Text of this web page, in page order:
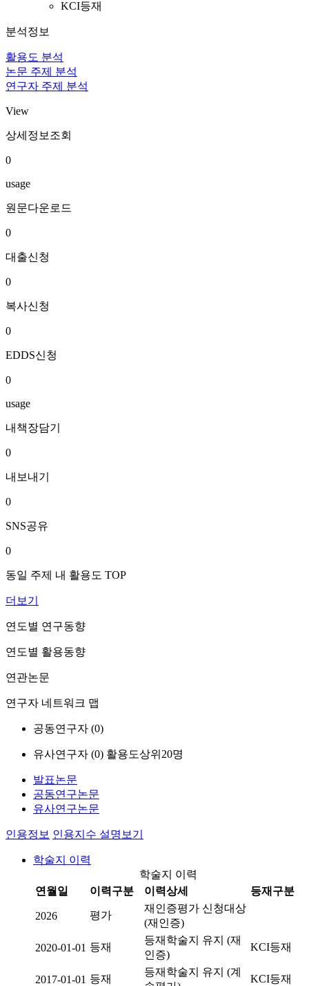
KCI등재
분석정보
활용도 분석
논문 주제 분석
연구자 주제 분석
View
상세정보조회
0
usage
원문다운로드
0
대출신청
0
복사신청
0
EDDS신청
0
usage
내책장담기
0
내보내기
0
SNS공유
0
동일 주제 내 활용도 TOP
더보기
연도별 연구동향
연도별 활용동향
연관논문
연구자 네트워크 맵
공동연구자 (0)
유사연구자 (0) 활용도상위20명
발표논문
공동연구논문
유사연구논문
인용정보 인용지수 설명보기
학술지 이력
학술지 이력
연월일
이력구분 이력상세 등재구분
2026 평가
재인증평가 신청대상
(재인증)
2020-01-01 등재
등재학술지 유지 (재
인증)
KCI등재
2017-01-01 등재
등재학술지 유지 (계
KCI등재